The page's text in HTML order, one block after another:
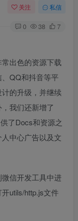
关注 私信
0 38 7
出色的资源下载
QQ和抖音等平
的升级，并继续
我们还新增了
了Docs和资源之
中心广告以及文
信开发工具中进
utils/http.js文件